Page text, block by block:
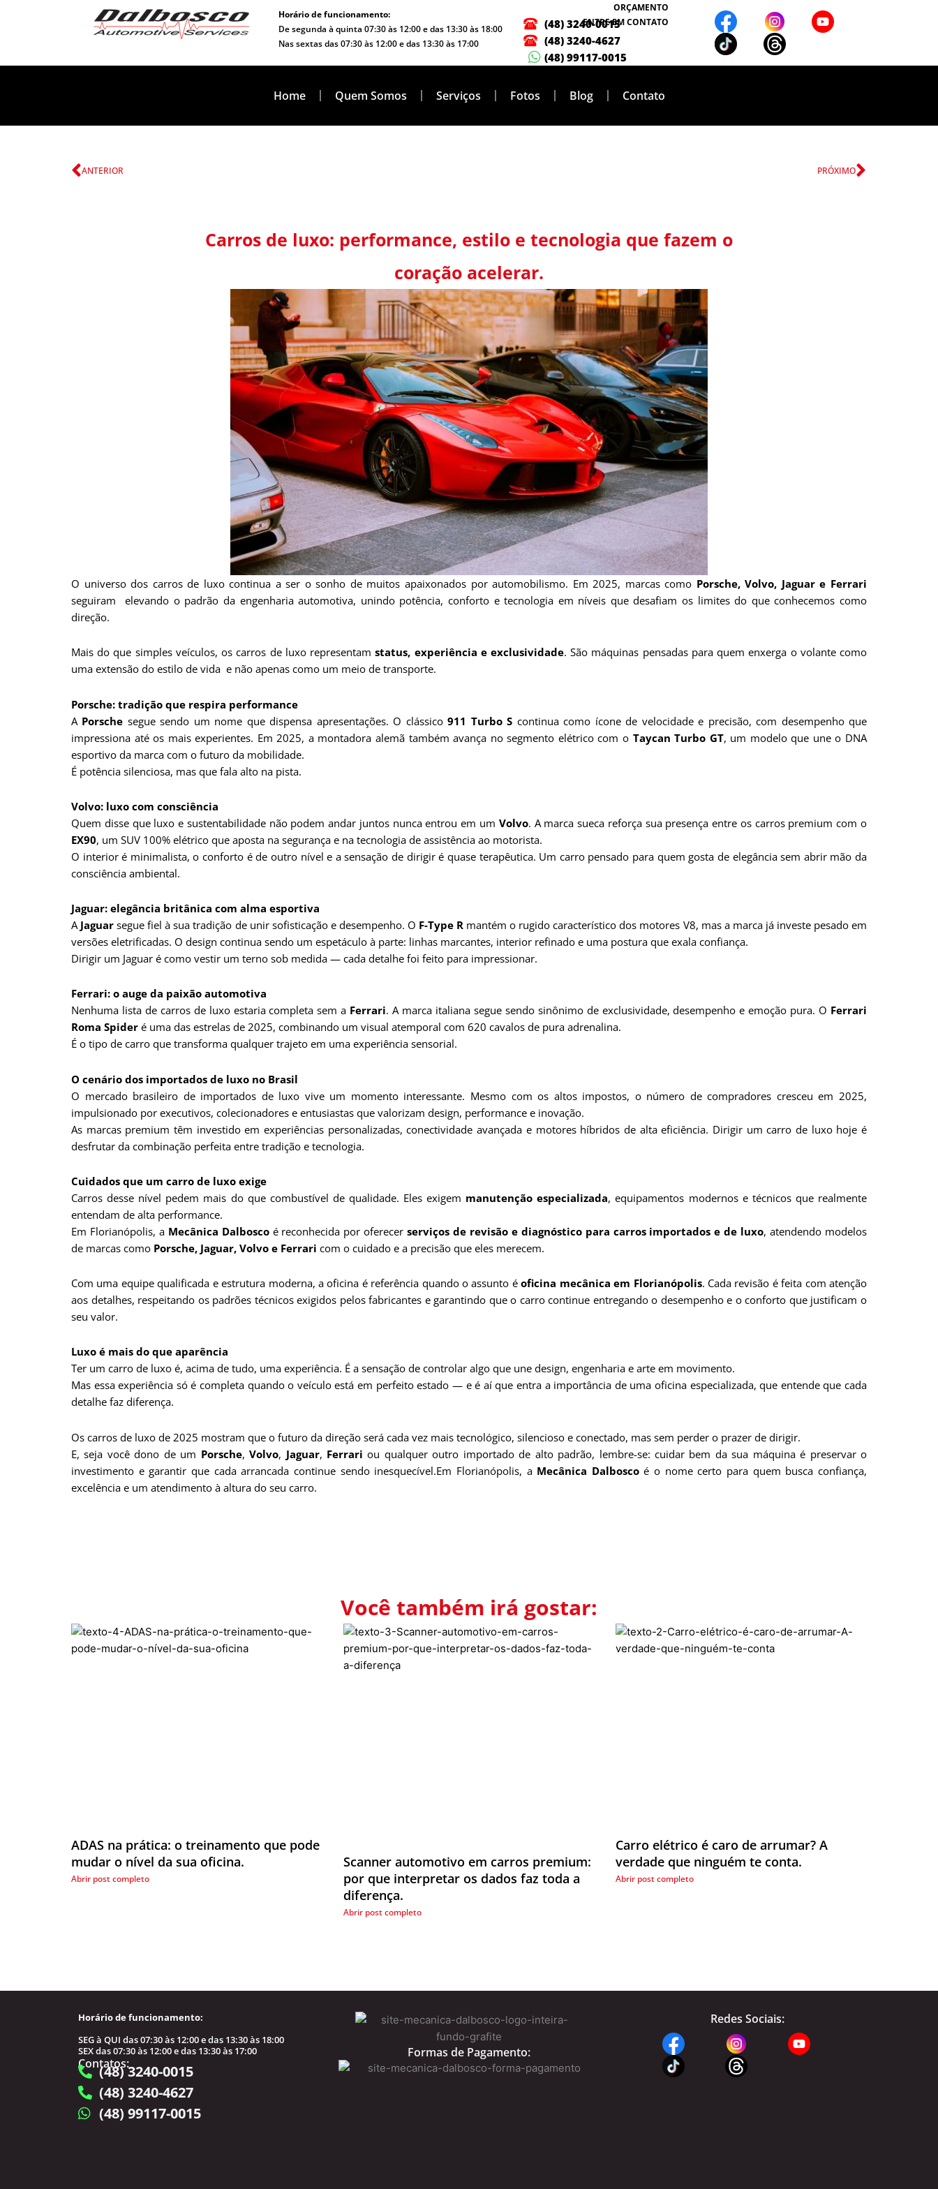
Horário de funcionamento:
De segunda à quinta 07:30 às 12:00 e das 13:30 às 18:00
Nas sextas das 07:30 às 12:00 e das 13:30 às 17:00
ORÇAMENTO
ENTRE EM CONTATO
(48) 3240-0015
(48) 3240-4627
(48) 99117-0015
Home Quem Somos Serviços Fotos Blog Contato
Anterior
ANTERIOR PRÓXIMOPróximo
Carros de luxo: performance, estilo e tecnologia que fazem o
coração acelerar.
O universo dos carros de luxo continua a ser o sonho de muitos apaixonados por automobilismo. Em 2025, marcas como Porsche, Volvo, Jaguar e Ferrari
seguiram elevando o padrão da engenharia automotiva, unindo potência, conforto e tecnologia em níveis que desafiam os limites do que conhecemos como
direção.
Mais do que simples veículos, os carros de luxo representamstatus, experiência e exclusividade. São máquinas pensadas para quem enxerga o volante como
uma extensão do estilo de vida e não apenas como um meio de transporte.
Porsche: tradição que respira performance
A Porsche segue sendo um nome que dispensa apresentações. O clássico911 Turbo S continua como ícone de velocidade e precisão, com desempenho que
impressiona até os mais experientes. Em 2025, a montadora alemã também avança no segmento elétrico com o Taycan Turbo GT, um modelo que une o DNA
esportivo da marca com o futuro da mobilidade.
É potência silenciosa, mas que fala alto na pista.
Volvo: luxo com consciência
Quem disse que luxo e sustentabilidade não podem andar juntos nunca entrou em um Volvo. A marca sueca reforça sua presença entre os carros premium com o
EX90, um SUV 100% elétrico que aposta na segurança e na tecnologia de assistência ao motorista.
O interior é minimalista, o conforto é de outro nível e a sensação de dirigir é quase terapêutica. Um carro pensado para quem gosta de elegância sem abrir mão da
consciência ambiental.
Jaguar: elegância britânica com alma esportiva
A Jaguar segue fiel à sua tradição de unir sofisticação e desempenho. O F-Type R mantém o rugido característico dos motores V8, mas a marca já investe pesado em
versões eletrificadas. O design continua sendo um espetáculo à parte: linhas marcantes, interior refinado e uma postura que exala confiança.
Dirigir um Jaguar é como vestir um terno sob medida — cada detalhe foi feito para impressionar.
Ferrari: o auge da paixão automotiva
Nenhuma lista de carros de luxo estaria completa sem a Ferrari. A marca italiana segue sendo sinônimo de exclusividade, desempenho e emoção pura. O Ferrari
Roma Spider é uma das estrelas de 2025, combinando um visual atemporal com 620 cavalos de pura adrenalina.
É o tipo de carro que transforma qualquer trajeto em uma experiência sensorial.
O cenário dos importados de luxo no Brasil
O mercado brasileiro de importados de luxo vive um momento interessante. Mesmo com os altos impostos, o número de compradores cresceu em 2025,
impulsionado por executivos, colecionadores e entusiastas que valorizam design, performance e inovação.
As marcas premium têm investido em experiências personalizadas, conectividade avançada e motores híbridos de alta eficiência. Dirigir um carro de luxo hoje é
desfrutar da combinação perfeita entre tradição e tecnologia.
Cuidados que um carro de luxo exige
Carros desse nível pedem mais do que combustível de qualidade. Eles exigem manutenção especializada, equipamentos modernos e técnicos que realmente
entendam de alta performance.
Em Florianópolis, a Mecânica Dalboscoé reconhecida por oferecerserviços de revisão e diagnóstico para carros importados e de luxo, atendendo modelos
de marcas como Porsche, Jaguar, Volvo e Ferrari com o cuidado e a precisão que eles merecem.
Com uma equipe qualificada e estrutura moderna, a oficina é referência quando o assunto éoficina mecânica em Florianópolis. Cada revisão é feita com atenção
aos detalhes, respeitando os padrões técnicos exigidos pelos fabricantes e garantindo que o carro continue entregando o desempenho e o conforto que justificam o
seu valor.
Luxo é mais do que aparência
Ter um carro de luxo é, acima de tudo, uma experiência. É a sensação de controlar algo que une design, engenharia e arte em movimento.
Mas essa experiência só é completa quando o veículo está em perfeito estado — e é aí que entra a importância de uma oficina especializada, que entende que cada
detalhe faz diferença.
Os carros de luxo de 2025 mostram que o futuro da direção será cada vez mais tecnológico, silencioso e conectado, mas sem perder o prazer de dirigir.
E, seja você dono de um Porsche,Volvo, Jaguar, Ferrari ou qualquer outro importado de alto padrão, lembre-se: cuidar bem da sua máquina é preservar o
investimento e garantir que cada arrancada continue sendo inesquecível.Em Florianópolis, a Mecânica Dalboscoé o nome certo para quem busca confiança,
excelência e um atendimento à altura do seu carro.
Você também irá gostar:
ADAS na prática: o treinamento que pode
mudar o nível da sua oficina.
Abrir post completo
Scanner automotivo em carros premium:
por que interpretar os dados faz toda a
diferença.
Abrir post completo
Carro elétrico é caro de arrumar? A
verdade que ninguém te conta.
Abrir post completo
Horário de funcionamento:
SEG à QUI das 07:30 às 12:00 e das 13:30 às 18:00
SEX das 07:30 às 12:00 e das 13:30 às 17:00
Contatos:
(48) 3240-0015
(48) 3240-4627
(48) 99117-0015
Formas de Pagamento:
Redes Sociais: